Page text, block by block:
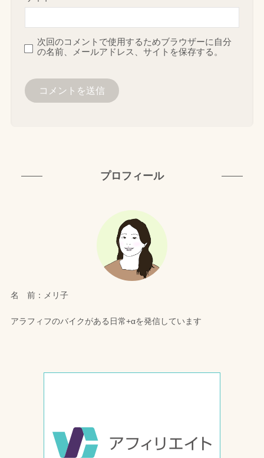
次回のコメントで使用するためブラウザーに自分
の名前、メールアドレス、サイトを保存する。
プロフィール
名 前：メリ子
アラフィフのバイクがある日常+αを発信しています